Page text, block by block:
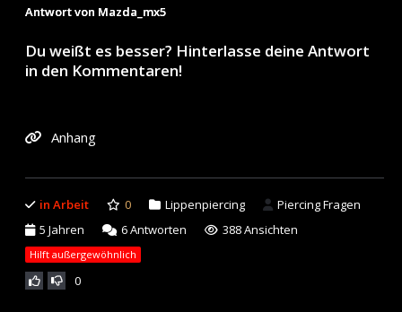
Antwort von Mazda_mx5
Du weißt es besser? Hinterlasse deine Antwort
in den Kommentaren!
Anhang
in Arbeit 0 Lippenpiercing
Piercing Fragen
5 Jahren
6Antworten 388 Ansichten
Hilft außergewöhnlich
0